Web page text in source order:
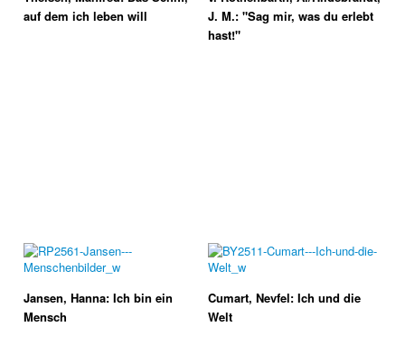
auf dem ich leben will
J. M.: "Sag mir, was du erlebt
hast!"
Jansen, Hanna: Ich bin ein
Mensch
Cumart, Nevfel: Ich und die
Welt